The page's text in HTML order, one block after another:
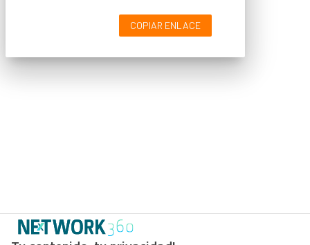
COPIAR ENLACE